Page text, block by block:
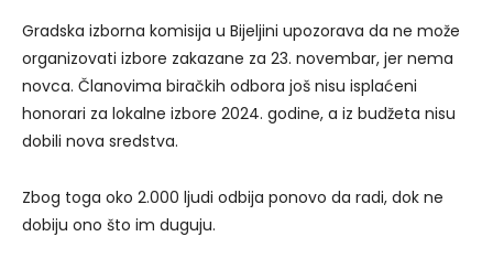
Gradska izborna komisija u Bijeljini upozorava da ne može
organizovati izbore zakazane za 23. novembar, jer nema
novca. Članovima biračkih odbora još nisu isplaćeni
honorari za lokalne izbore 2024. godine, a iz budžeta nisu
dobili nova sredstva.
Zbog toga oko 2.000 ljudi odbija ponovo da radi, dok ne
dobiju ono što im duguju.